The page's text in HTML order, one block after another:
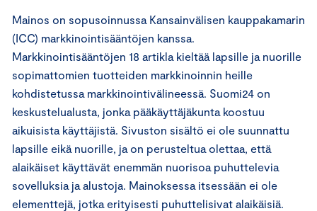
Mainos on sopusoinnussa Kansainvälisen kauppakamarin
(ICC) markkinointisääntöjen kanssa.
Markkinointisääntöjen 18 artikla kieltää lapsille ja nuorille
sopimattomien tuotteiden markkinoinnin heille
kohdistetussa markkinointivälineessä. Suomi24 on
keskustelualusta, jonka pääkäyttäjäkunta koostuu
aikuisista käyttäjistä. Sivuston sisältö ei ole suunnattu
lapsille eikä nuorille, ja on perusteltua olettaa, että
alaikäiset käyttävät enemmän nuorisoa puhuttelevia
sovelluksia ja alustoja. Mainoksessa itsessään ei ole
elementtejä, jotka erityisesti puhuttelisivat alaikäisiä.